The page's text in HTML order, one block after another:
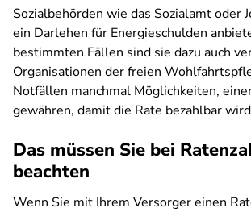
Sozialbehörden wie das Sozialamt oder
ein Darlehen für Energieschulden
bestimmten Fällen sind sie dazu auch
Organisationen der freien
Notfällen manchmal Möglichkeiten,
gewähren, damit die Rate bezahlbar
Das müssen Sie bei
beachten
Wenn Sie mit Ihrem Versorger einen